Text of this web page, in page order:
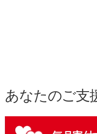
あなたのご支